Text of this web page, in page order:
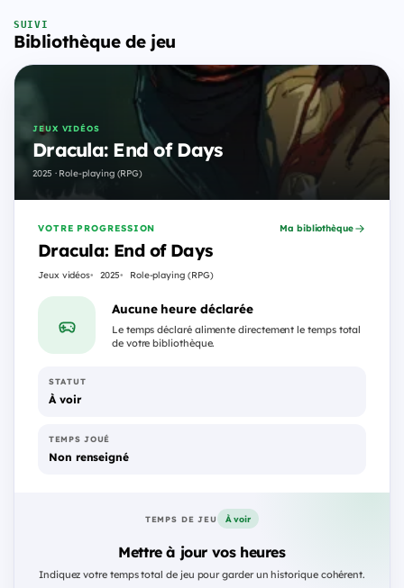
SUIVI
Bibliothèque de jeu
JEUX VIDÉOS
Dracula: End of Days
2025 · Role-playing (RPG)
VOTRE PROGRESSION
Dracula: End of Days
Jeux vidéos 2025 Role-playing (RPG)
Ma bibliothèque
Aucune heure déclarée
Le temps déclaré alimente directement le temps total
de votre bibliothèque.
STATUT
À voir
TEMPS JOUÉ
Non renseigné
TEMPS DE JEU À voir
Mettre à jour vos heures
Indiquez votre temps total de jeu pour garder un historique cohérent.